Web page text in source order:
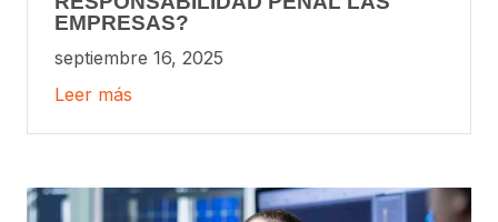
EMPRESAS?
septiembre 16, 2025
Leer más